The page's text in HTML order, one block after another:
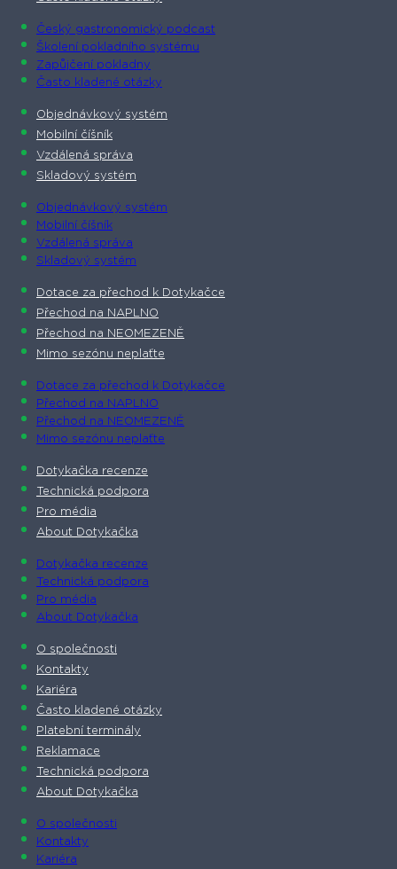
Český gastronomický podcast​
Školení pokladního systému
Zapůjčení pokladny
Často kladené otázky
Objednávkový systém
Mobilní číšník
Vzdálená správa
Skladový systém
Objednávkový systém
Mobilní číšník
Vzdálená správa
Skladový systém
Dotace za přechod k Dotykačce
Přechod na NAPLNO
Přechod na NEOMEZENĚ
Mimo sezónu neplaťte
Dotace za přechod k Dotykačce
Přechod na NAPLNO
Přechod na NEOMEZENĚ
Mimo sezónu neplaťte
Dotykačka recenze
Technická podpora
Pro média
About Dotykačka
Dotykačka recenze
Technická podpora
Pro média
About Dotykačka
O společnosti
Kontakty
Kariéra
Často kladené otázky
Platební terminály
Reklamace
Technická podpora
About Dotykačka
O společnosti
Kontakty
Kariéra